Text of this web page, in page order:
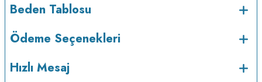
Beden Tablosu
Ödeme Seçenekleri
Hızlı Mesaj